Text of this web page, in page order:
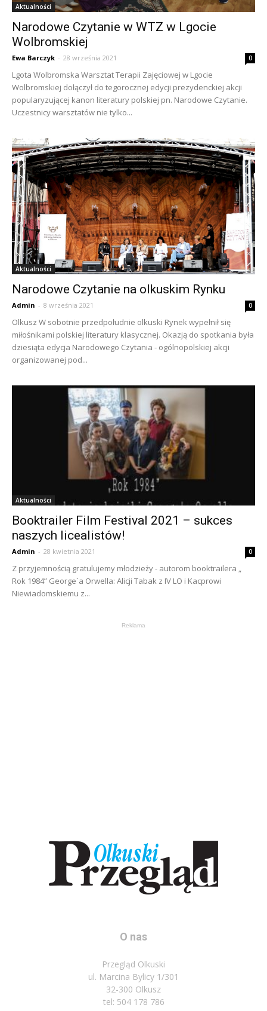
Aktualności
Narodowe Czytanie w WTZ w Lgocie
Wolbromskiej
Ewa Barczyk - 28 września 2021 0
Lgota Wolbromska Warsztat Terapii Zajęciowej w Lgocie
Wolbromskiej dołączył do tegorocznej edycji prezydenckiej akcji
popularyzującej kanon literatury polskiej pn. Narodowe Czytanie.
Uczestnicy warsztatów nie tylko...
Aktualności
Narodowe Czytanie na olkuskim Rynku
Admin - 8 września 2021 0
Olkusz W sobotnie przedpołudnie olkuski Rynek wypełnił się
miłośnikami polskiej literatury klasycznej. Okazją do spotkania była
dziesiąta edycja Narodowego Czytania - ogólnopolskiej akcji
organizowanej pod...
Aktualności
Booktrailer Film Festival 2021 – sukces
naszych licealistów!
Admin - 28 kwietnia 2021 0
Z przyjemnością gratulujemy młodzieży - autorom booktrailera „
Rok 1984” George`a Orwella: Alicji Tabak z IV LO i Kacprowi
Niewiadomskiemu z...
Reklama
O nas
Przegląd Olkuski
ul. Marcina Bylicy 1/301
32-300 Olkusz
tel: 504 178 786